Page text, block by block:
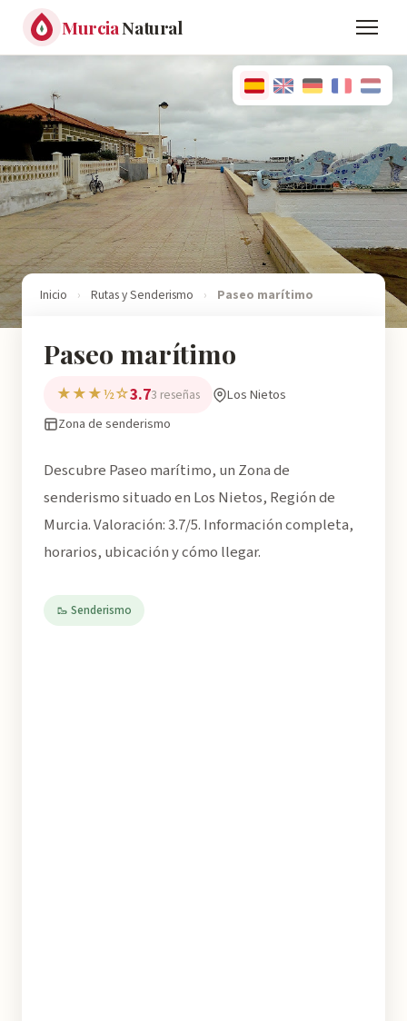
MurciaNatural
Inicio › Rutas y Senderismo › Paseo marítimo
Paseo marítimo
★★★½☆3.73 reseñas
Los Nietos
Zona de senderismo
Descubre Paseo marítimo, un Zona de
senderismo situado en Los Nietos, Región de
Murcia. Valoración: 3.7/5. Información completa,
horarios, ubicación y cómo llegar.
🥾 Senderismo